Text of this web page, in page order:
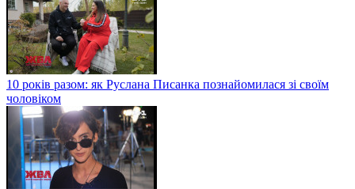
10 років разом: як Руслана Писанка познайомилася зі своїм
чоловіком